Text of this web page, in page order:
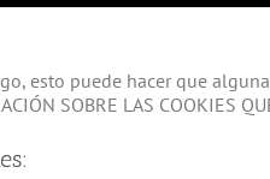
esto puede hacer que
SOBRE LAS COOKIES